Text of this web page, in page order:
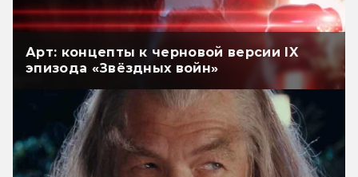
Арт: концепты к черновой версии IX
эпизода «Звёздных войн»